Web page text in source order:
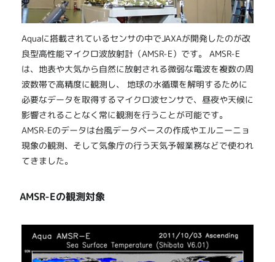
Aquaに搭載されているセンサの中でJAXAが開発したのが改
良型高性能マイクロ波放射計（AMSR-E）です。 AMSR-E
は、地表や大気から自然に放射される微弱な電波を複数の周
波数帯で高精度に観測し、 地球の水循環を解明するために
必要なデータを取得するマイクロ波センサで、昼夜や天候に
影響されることなく常に観測を行うことが可能です。
AMSR-Eのデータは台風データベースの作成やエルニーニョ
現象の観測、そして気象庁の行う天気予報業務などで使われ
てきました。
AMSR-Eの観測対象